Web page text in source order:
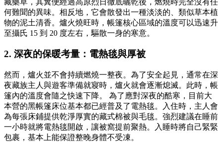
何難聞的異味。相反地，它會散發出一種淡淡的、類似草本植
物的泥土清香。爐火燒旺時，帳篷核心區域的溫度可以迅速升
至攝氏 15 到 20 度左右，驅散一身的寒意。
2. 深夜的保暖考量：電熱毯與厚被
然而，爐火並不會持續燃燒一整夜。為了安全起見，通常在深
夜藏族主人與遊客準備就寢時，爐火就會逐漸熄滅。此時，帳
篷內的溫度會隨之快速下降。 為了應對深夜的酷寒，目前大
本營的黑帳篷床位基本都已經普及了電熱毯。入住時，主人會
為每張床鋪提供乾淨厚實的藏式棉被與毛毯。強烈建議在睡前
一小時就將電熱毯開啟，讓被窩提前聚熱。入睡時將自己緊緊
包裹，基本上能保證整晚身體不受凍。